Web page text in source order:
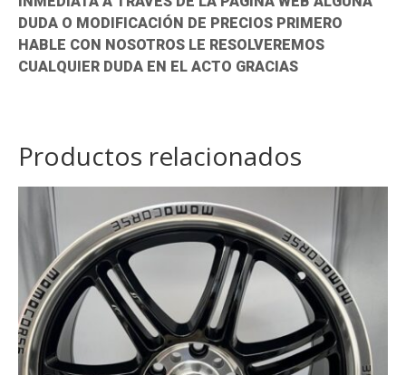
DUDA O MODIFICACIÓN DE PRECIOS PRIMERO
HABLE CON NOSOTROS LE RESOLVEREMOS
CUALQUIER DUDA EN EL ACTO GRACIAS
Productos relacionados